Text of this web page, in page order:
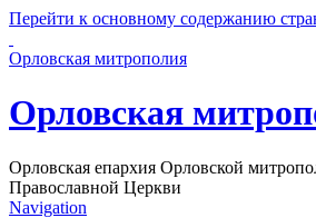
Перейти к основному содержанию
Орловская митрополия
Орловская
Орловская епархия Орловской
Православной Церкви
Navigation